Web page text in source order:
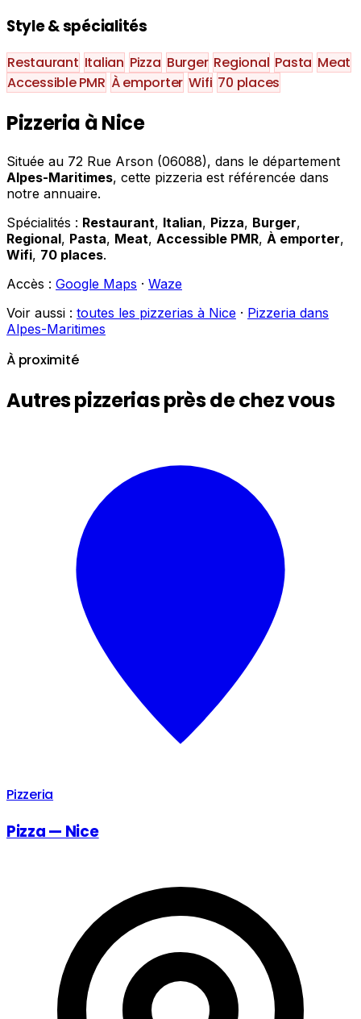
Style & spécialités
Restaurant Italian Pizza Burger Regional Pasta Meat
Accessible PMR À emporter Wifi 70 places
Pizzeria à Nice
Située au 72 Rue Arson (06088), dans le département
Alpes-Maritimes, cette pizzeria est référencée dans
notre annuaire.
Spécialités : Restaurant, Italian, Pizza, Burger,
Regional, Pasta, Meat, Accessible PMR, À emporter,
Wifi, 70 places.
Accès : Google Maps · Waze
Voir aussi : toutes les pizzerias à Nice · Pizzeria dans
Alpes-Maritimes
À proximité
Autres pizzerias près de chez vous
Pizzeria
Pizza — Nice